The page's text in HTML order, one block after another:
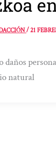
/21
daños
natural